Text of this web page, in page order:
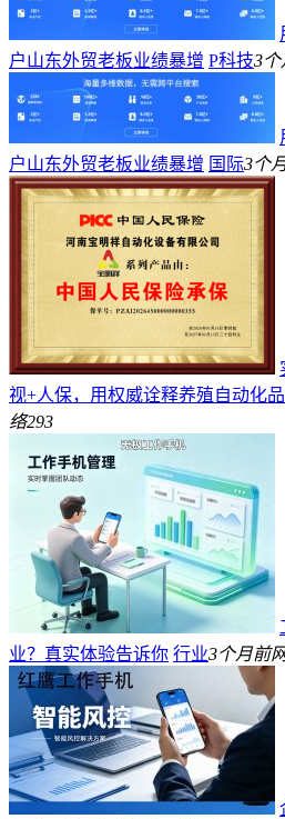
户山东外贸老板业绩暴增 P科技3个
户山东外贸老板业绩暴增 国际3个
视+人保，用权威诠释养殖自动化
络293
业？真实体验告诉你 行业3个月前